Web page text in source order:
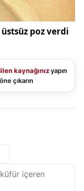
kaynağınızyapın
çıkarın